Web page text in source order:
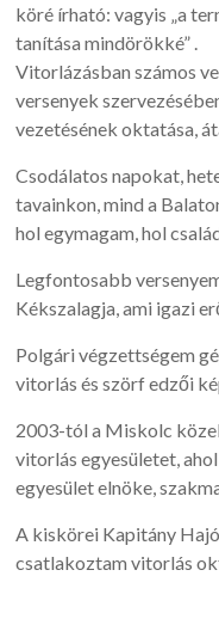
köré írható: vagyis „a
tanítása mindörökké” .
Vitorlázásban számos
versenyek
vezetésének oktatása,
Csodálatos napokat,
tavainkon, mind a
hol egymagam, hol
Legfontosabb
Kékszalagja, ami igazi
Polgári végzettségem
vitorlás és szörf edzői
2003-tól a Miskolc
vitorlás egyesületet,
egyesület elnöke,
A kiskörei Kapitány
csatlakoztam vitorlás